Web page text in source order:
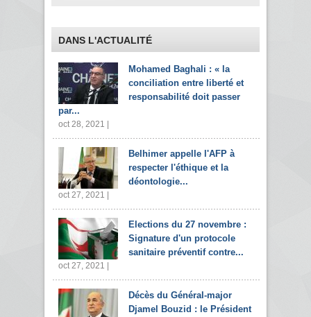
DANS L'ACTUALITÉ
Mohamed Baghali : « la
conciliation entre liberté et
responsabilité doit passer
par...
oct 28, 2021 |
Belhimer appelle l'AFP à
respecter l'éthique et la
déontologie...
oct 27, 2021 |
Elections du 27 novembre :
Signature d'un protocole
sanitaire préventif contre...
oct 27, 2021 |
Décès du Général-major
Djamel Bouzid : le Président